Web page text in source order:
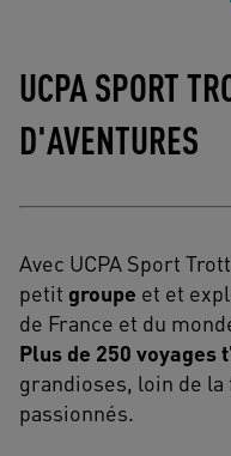
UCPA SPORT
D'AVENTURES
Avec UCPA Sport
petit groupe et et
de France et du
Plus de 250 voyages
grandioses, loin de
passionnés.